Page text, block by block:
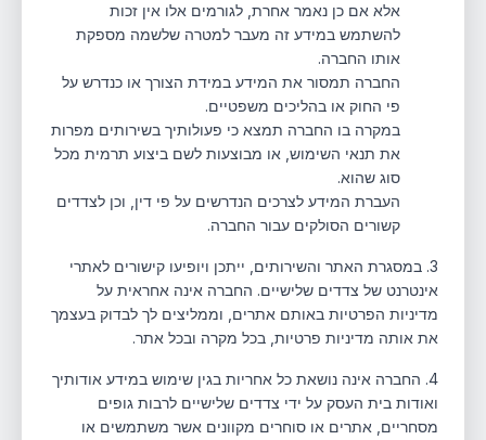
אלא אם כן נאמר אחרת, לגורמים אלו אין זכות
להשתמש במידע זה מעבר למטרה שלשמה מספקת
אותו החברה.
החברה תמסור את המידע במידת הצורך או כנדרש על
פי החוק או בהליכים משפטיים.
במקרה בו החברה תמצא כי פעולותיך בשירותים מפרות
את תנאי השימוש, או מבוצעות לשם ביצוע תרמית מכל
סוג שהוא.
העברת המידע לצרכים הנדרשים על פי דין, וכן לצדדים
קשורים הסולקים עבור החברה.
3. במסגרת האתר והשירותים, ייתכן ויופיעו קישורים לאתרי
אינטרנט של צדדים שלישיים. החברה אינה אחראית על
מדיניות הפרטיות באותם אתרים, וממליצים לך לבדוק בעצמך
את אותה מדיניות פרטיות, בכל מקרה ובכל אתר.
4. החברה אינה נושאת כל אחריות בגין שימוש במידע אודותיך
ואודות בית העסק על ידי צדדים שלישיים לרבות גופים
מסחריים, אתרים או סוחרים מקוונים אשר משתמשים או